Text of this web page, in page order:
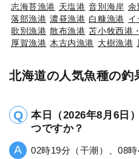
志海苔漁港 天塩港 音別海岸 余
落部漁港 濃昼漁港 白糠漁港 イ
歌別漁港 散布漁港 苫小牧西港
厚賀漁港 木古内漁港 大樹漁港
北海道の人気魚種の釣
本日（2026年8月6日
つですか？
02時19分（干潮）、08